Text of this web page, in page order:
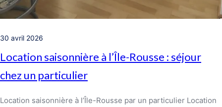
30 avril 2026
Location saisonnière à l’Île-Rousse : séjour
chez un particulier
Location saisonnière à l’Île-Rousse par un particulier Location